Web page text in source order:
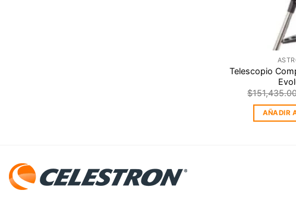
Telescopio
$
AÑADIR